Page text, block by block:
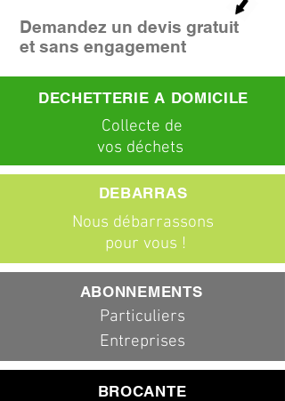
Demandez un devis gratuit
et sans engagement
DECHETTERIE A DOMICILE
Collecte de
vos déchets
Nous débarrassons
pour vous !
DEBARRAS
ABONNEMENTS
Particuliers
Entreprises
BROCANTE